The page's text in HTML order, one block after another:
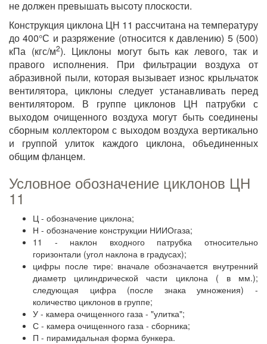
не должен превышать высоту плоскости.
Конструкция циклона ЦН 11 рассчитана на температуру
до 400°С и разряжение (относится к давлению) 5 (500)
кПа (кгс/м2). Циклоны могут быть как левого, так и
правого исполнения. При фильтрации воздуха от
абразивной пыли, которая вызывает износ крыльчаток
вентилятора, циклоны следует устанавливать перед
вентилятором. В группе циклонов ЦН патрубки с
выходом очищенного воздуха могут быть соединены
сборным коллектором с выходом воздуха вертикально
и группой улиток каждого циклона, объединенных
общим фланцем.
Условное обозначение циклонов ЦН
11
Ц - обозначение циклона;
Н - обозначение конструкции НИИОгаза;
11 - наклон входного патрубка относительно
горизонтали (угол наклона в градусах);
цифры после тире: вначале обозначается внутренний
диаметр цилиндрической части циклона ( в мм.);
следующая цифра (после знака умножения) -
количество циклонов в группе;
У - камера очищенного газа - "улитка";
С - камера очищенного газа - сборника;
П - пирамидальная форма бункера.